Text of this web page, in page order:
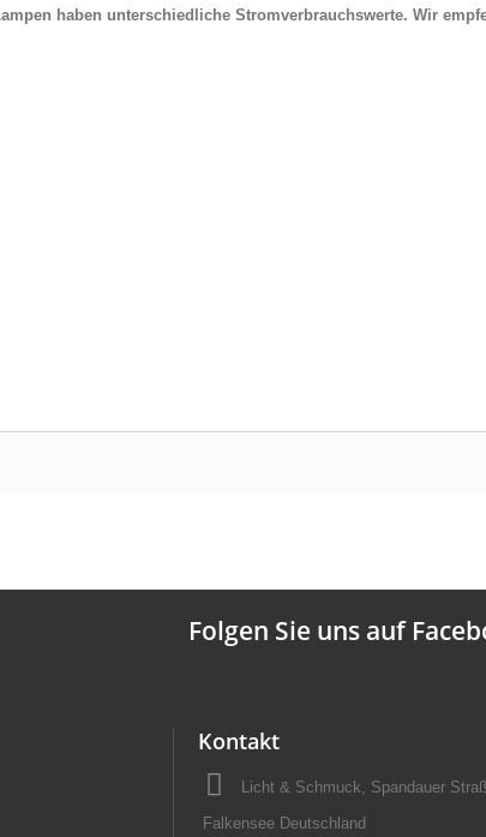
haben unterschiedliche Stromverbrauchswerte. Wir
Folgen Sie uns auf
Kontakt
Licht & Schmuck, Spandauer
Falkensee Deutschland